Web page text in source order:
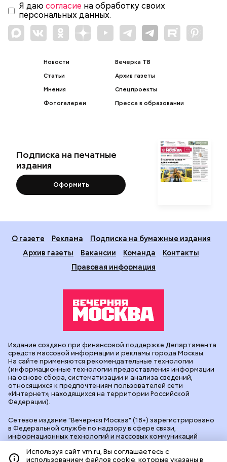
Я даю согласие на обработку своих
персональных данных.
Новости
Статьи
Мнения
Фотогалереи
Вечерка ТВ
Архив газеты
Спецпроекты
Пресса в образовании
Подписка на печатные
издания
Оформить
О газете Реклама
Подписка на бумажные издания
Архив газеты
Вакансии Команда
Контакты
Правовая информация
Сетевое издание "Вечерняя Москва" (18+) зарегистрировано
в Федеральной службе по надзору в сфере связи,
информационных технологий и массовых коммуникаций
90524 от 09.12.2025. Учредитель: АО "Редакция газеты
Издание создано при финансовой поддержке Департамента
средств массовой информации и рекламы города Москвы.
На сайте применяются рекомендательные технологии
(информационные технологии предоставления информации
на основе сбора, систематизации и анализа сведений,
относящихся к предпочтениям пользователей сети
«Интернет», находящихся на территории Российской
Федерации).
Используя сайт vm.ru, Вы соглашаетесь с
использованием файлов cookie, которые указаны в